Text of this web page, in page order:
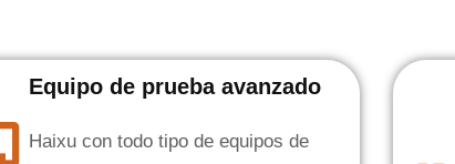
Equipo de prueba avanzado
Haixu con todo tipo de equipos de